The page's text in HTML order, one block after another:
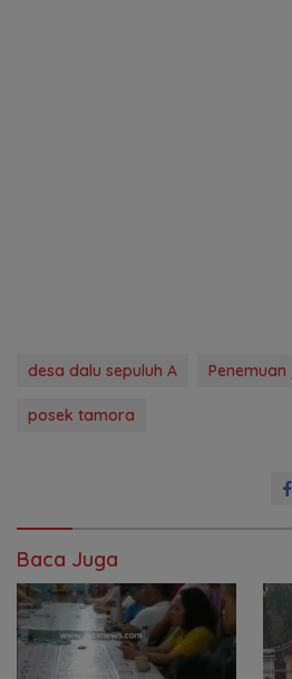
desa dalu sepuluh A
posek tamora
Baca Juga